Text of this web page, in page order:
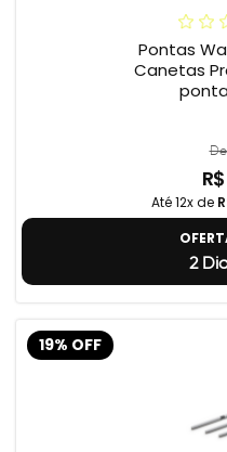
Pontas
Canetas
De
Até 12x de
2
19% OFF